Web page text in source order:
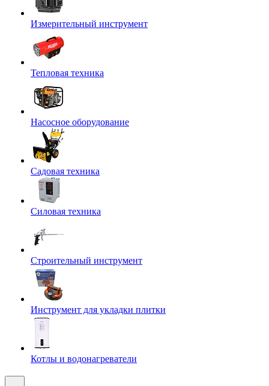
Измерительный инструмент
Тепловая техника
Насосное оборудование
Садовая техника
Силовая техника
Строительный инструмент
Инструмент для укладки плитки
Котлы и водонагреватели